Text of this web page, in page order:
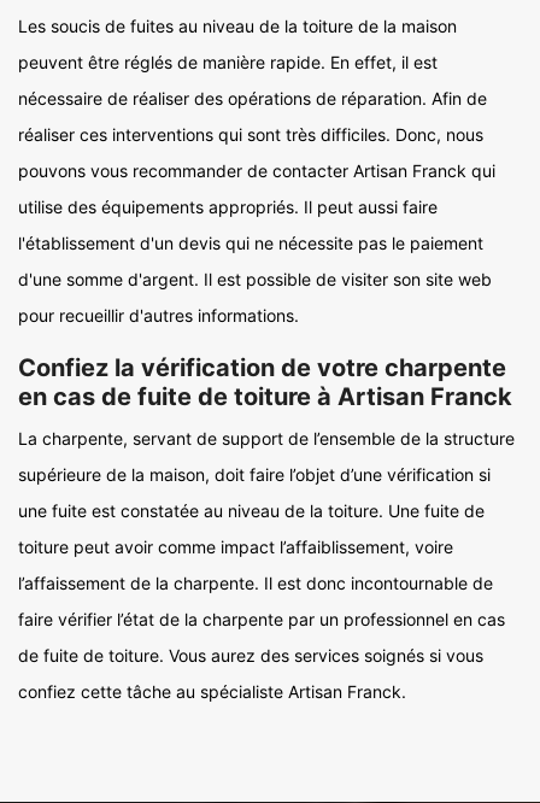
Les soucis de fuites au niveau de la toiture de la maison
peuvent être réglés de manière rapide. En effet, il est
nécessaire de réaliser des opérations de réparation. Afin de
réaliser ces interventions qui sont très difficiles. Donc, nous
pouvons vous recommander de contacter Artisan Franck qui
utilise des équipements appropriés. Il peut aussi faire
l'établissement d'un devis qui ne nécessite pas le paiement
d'une somme d'argent. Il est possible de visiter son site web
pour recueillir d'autres informations.
Confiez la vérification de votre charpente
en cas de fuite de toiture à Artisan Franck
La charpente, servant de support de l’ensemble de la structure
supérieure de la maison, doit faire l’objet d’une vérification si
une fuite est constatée au niveau de la toiture. Une fuite de
toiture peut avoir comme impact l’affaiblissement, voire
l’affaissement de la charpente. Il est donc incontournable de
faire vérifier l’état de la charpente par un professionnel en cas
de fuite de toiture. Vous aurez des services soignés si vous
confiez cette tâche au spécialiste Artisan Franck.